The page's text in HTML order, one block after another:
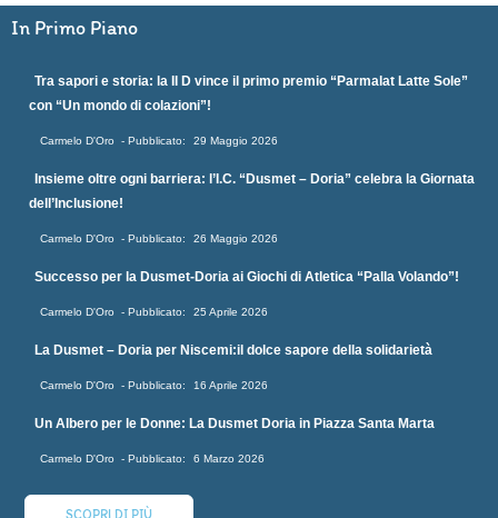
In Primo Piano
Tra sapori e storia: la II D vince il primo premio “Parmalat Latte Sole”
con “Un mondo di colazioni”!
Carmelo D'Oro 29 Maggio 2026
Insieme oltre ogni barriera: l’I.C. “Dusmet – Doria” celebra la Giornata
dell’Inclusione!
Carmelo D'Oro 26 Maggio 2026
Successo per la Dusmet-Doria ai Giochi di Atletica “Palla Volando”!
Carmelo D'Oro 25 Aprile 2026
La Dusmet – Doria per Niscemi:il dolce sapore della solidarietà
Carmelo D'Oro 16 Aprile 2026
Un Albero per le Donne: La Dusmet Doria in Piazza Santa Marta
Carmelo D'Oro 6 Marzo 2026
SCOPRI DI PIÙ